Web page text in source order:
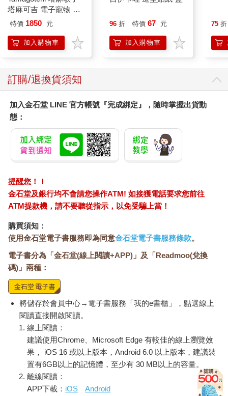
塔麻可吉 電子寵物 樂
園系列（熱帶橙果／極
特價 1850 元
加入購物車
96 折 特價 67 元
加入購物車
75 折
訂購/退換貨須知
加入金石堂 LINE 官方帳號『完成綁定』，隨時掌握出貨動
態：
提醒您！！
金石堂及銀行均不會請您操作ATM! 如接獲電話要求您前往
ATM提款機，請不要聽從指示，以免受騙上當！
購買須知：
使用金石堂電子書服務即為同意金石堂電子書服務條款。
電子書分為「金石堂(線上閱讀+APP)」及「Readmoo(兌換
碼)」兩種：
將儲存於會員中心→電子書服務「我的e書櫃」，點選線上
閱讀直接開啟閱讀。
線上閱讀：
建議使用Chrome、Microsoft Edge 有較佳的線上瀏覽效
果， iOS 16 或以上版本，Android 6.0 以上版本，建議裝
置有6GB以上的記憶體，至少有 30 MB以上的容量。
離線閱讀：
APP下載： iOS
Android